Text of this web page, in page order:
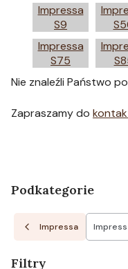
Impressa
S9
Impressa
S75
Nie znaleźli Państwo
Zapraszamy do
Podkategorie
Impressa
Filtry